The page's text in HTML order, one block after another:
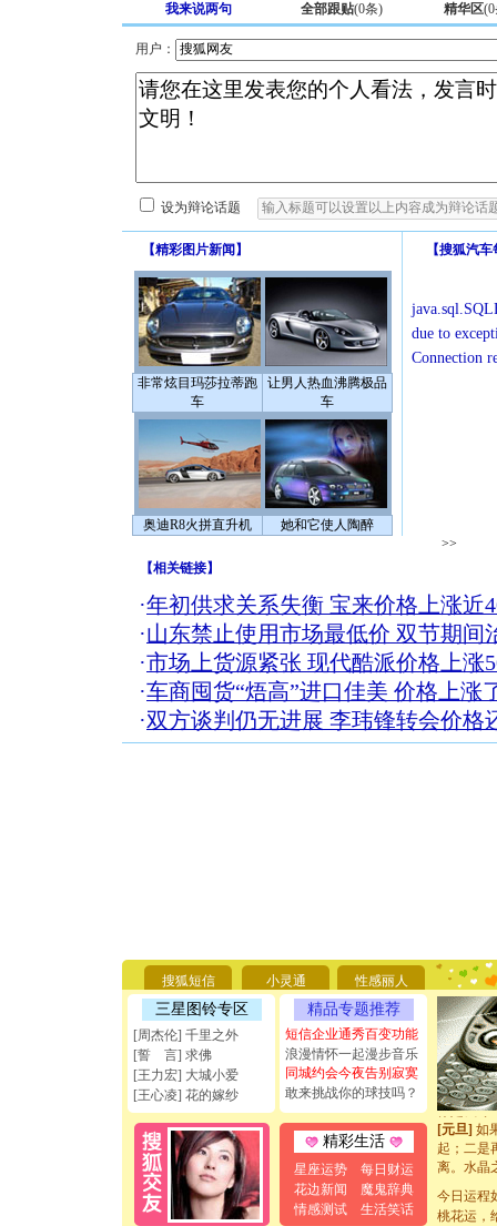
我来说两句 全部跟贴(0条) 精华区(0
用户：
设为辩论话题
【精彩图片新闻 】
非常炫目玛莎拉蒂跑
车
让男人热血沸腾极品
车
奥迪R8火拼直升机 她和它使人陶醉
【搜狐汽车
due to
Connection
>>
【相关链接】
·年初供求关系失衡 宝来价格上涨近
·山东禁止使用市场最低价 双节期间
·市场上货源紧张 现代酷派价格上涨
·车商囤货“焐高”进口佳美 价格上涨
·双方谈判仍无进展 李玮锋转会价格
搜狐短信 小灵通 性感丽人
三星图铃专区
[周杰伦] 千里之外
[誓 言] 求佛
[王力宏] 大城小爱
[王心凌] 花的嫁纱
精品专题推荐
短信企业通秀百变功能
浪漫情怀一起漫步音乐
同城约会今夜告别寂寞
敢来挑战你的球技吗？
精彩生活
星座运势
每日财运
花边新闻
魔鬼辞典
情感测试
生活笑话
[圣诞节]
能正大光
天都要快
[圣诞节]
如意,快
[元旦]看
断电。爱
你是我专
[元旦] 如
起；二是
离。水晶
泣，这痛
卖了。水
今日运程
桃花运，